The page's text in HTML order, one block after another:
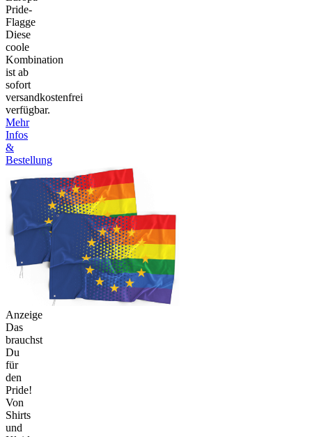
Pride-
Flagge
Diese
coole
Kombination
ist ab
sofort
versandkostenfrei
verfügbar.
Mehr
Infos
&
Bestellung
Anzeige
Das
brauchst
Du
für
den
Pride!
Von
Shirts
und